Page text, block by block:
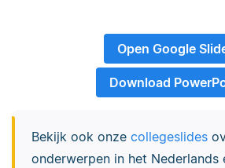
Open Google
Download
Bekijk ook onze collegeslides
onderwerpen in het Nederlands